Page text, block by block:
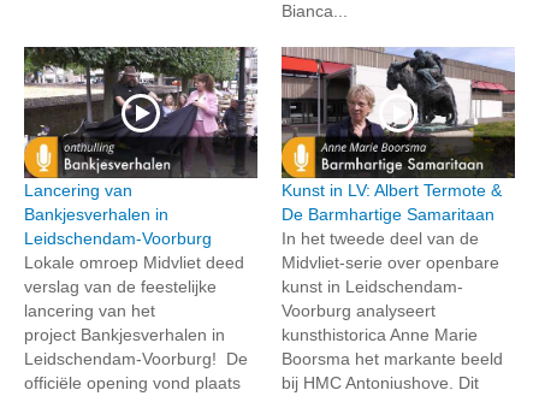
Bianca...
Lancering van
Bankjesverhalen in
Leidschendam-Voorburg
Lokale omroep Midvliet deed
verslag van de feestelijke
lancering van het
project Bankjesverhalen in
Leidschendam-Voorburg! De
officiële opening vond plaats
Kunst in LV: Albert Termote &
De Barmhartige Samaritaan
In het tweede deel van de
Midvliet-serie over openbare
kunst in Leidschendam-
Voorburg analyseert
kunsthistorica Anne Marie
Boorsma het markante beeld
bij HMC Antoniushove. Dit